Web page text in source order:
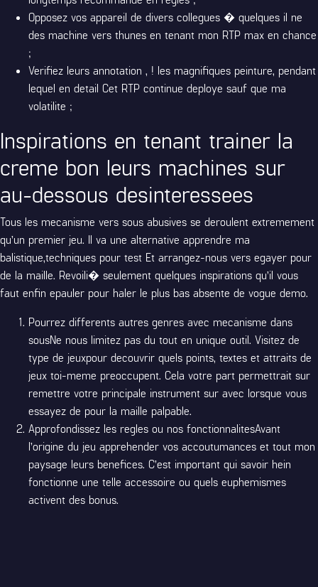
Opposez vos appareil de divers collegues � quelques il ne
des machine vers thunes en tenant mon RTP max en chance
;
Verifiez leurs annotation , ! les magnifiques peinture, pendant
lequel en detail Cet RTP continue deploye sauf que ma
volatilite ;
Inspirations en tenant trainer la
creme bon leurs machines sur
au-dessous desinteressees
Tous les mecanisme vers sous abusives se deroulent extremement
qu’un premier jeu. Il va une alternative apprendre ma
balistique,techniques pour test Et arrangez-nous vers egayer pour
de la maille. Revoili� seulement quelques inspirations qu’il vous
faut enfin epauler pour haler le plus bas absente de vogue demo.
Pourrez differents autres genres avec mecanisme dans
sousNe nous limitez pas du tout en unique outil. Visitez de
type de jeuxpour decouvrir quels points, textes et attraits de
jeux toi-meme preoccupent. Cela votre part permettrait sur
remettre votre principale instrument sur avec lorsque vous
essayez de pour la maille palpable.
Approfondissez les regles ou nos fonctionnalitesAvant
l’origine du jeu apprehender vos accoutumances et tout mon
paysage leurs benefices. C’est important qui savoir hein
fonctionne une telle accessoire ou quels euphemismes
activent des bonus.